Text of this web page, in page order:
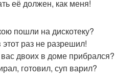
её должен, как меня!
пошли на дискотеку?
раз не разрешил!
вас двоих в доме прибрался?
готовил, суп варил?